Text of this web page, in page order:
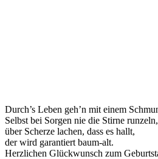
Durch’s Leben geh’n mit einem
Selbst bei Sorgen nie die Stirne runzeln,
über Scherze lachen, dass es hallt,
der wird garantiert baum-alt.
Herzlichen Glückwunsch zum